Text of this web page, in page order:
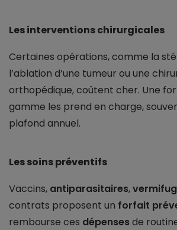
Les interventions chirurgicales
Certaines opérations, comme la
l’ablation d’une tumeur ou une
orthopédique, coûtent cher. Une
gamme les prend en charge,
plafond annuel.
Les soins préventifs
Vaccins, antiparasitaires,
contrats proposent un forfait
rembourse ces dépensesde